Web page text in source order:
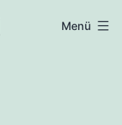
Menü